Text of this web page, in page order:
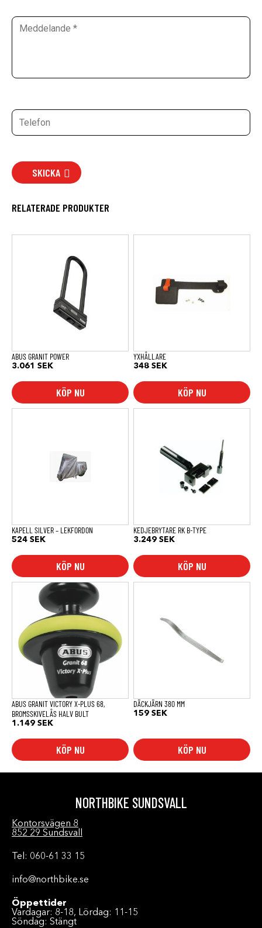
SKICKA
RELATERADE PRODUKTER
ABUS GRANIT POWER
3.061 SEK
KÖP NU
YXHÅLLARE
348 SEK
KÖP NU
KAPELL SILVER – LEKFORDON
524 SEK
KÖP NU
KEDJEBRYTARE RK B-TYPE
3.249 SEK
KÖP NU
ABUS GRANIT VICTORY X-PLUS 68,
BROMSSKIVELÅS HALV BULT
1.149 SEK
KÖP NU
DÄCKJÄRN 380 MM
159 SEK
KÖP NU
NORTHBIKE SUNDSVALL
Kontorsvägen 8
852 29 Sundsvall
Tel: 060-61 33 15
info@northbike.se
Öppettider
Vardagar: 8-18, Lördag: 11-15
Söndag: Stängt